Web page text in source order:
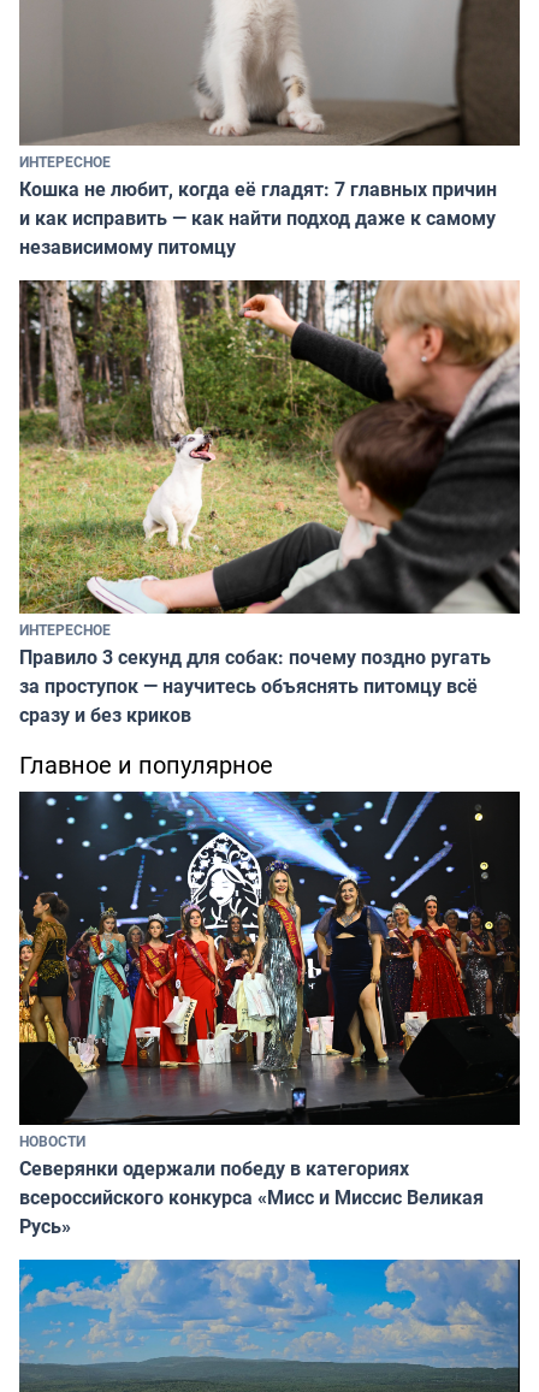
ИНТЕРЕСНОЕ
Кошка не любит, когда её гладят: 7 главных причин
и как исправить — как найти подход даже к самому
независимому питомцу
ИНТЕРЕСНОЕ
Правило 3 секунд для собак: почему поздно ругать
за проступок — научитесь объяснять питомцу всё
сразу и без криков
Главное и популярное
НОВОСТИ
Северянки одержали победу в категориях
всероссийского конкурса «Мисс и Миссис Великая
Русь»